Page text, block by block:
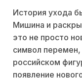
История ухода
Мишина и
это не просто
символ
российском
появление